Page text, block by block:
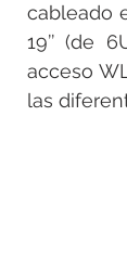
cableado
19’’ (de
acceso
las